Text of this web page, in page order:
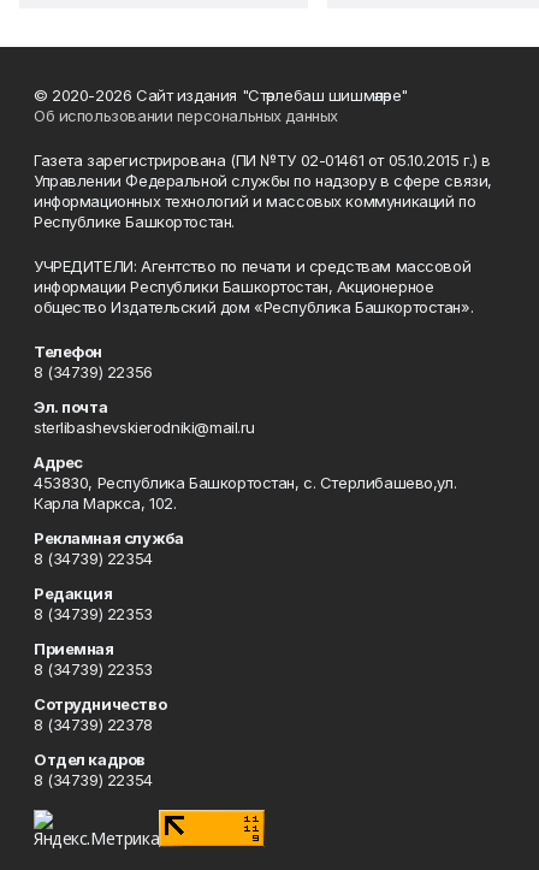
© 2020-2026 Сайт издания "Стәрлебаш шишмәләре"
Об использовании персональных данных
Газета зарегистрирована (ПИ №ТУ 02-01461 от 05.10.2015 г.) в
Управлении Федеральной службы по надзору в сфере связи,
информационных технологий и массовых коммуникаций по
Республике Башкортостан.
УЧРЕДИТЕЛИ: Агентство по печати и средствам массовой
информации Республики Башкортостан, Акционерное
общество Издательский дом «Республика Башкортостан».
Телефон
8 (34739) 22356
Эл. почта
sterlibashevskierodniki@mail.ru
Адрес
453830, Республика Башкортостан, c. Стерлибашево,ул.
Карла Маркса, 102.
Рекламная служба
8 (34739) 22354
Редакция
8 (34739) 22353
Приемная
8 (34739) 22353
Сотрудничество
8 (34739) 22378
Отдел кадров
8 (34739) 22354